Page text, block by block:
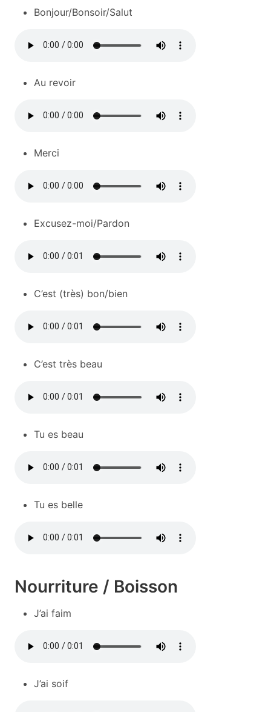
Bonjour/Bonsoir/Salut
Au revoir
Merci
Excusez-moi/Pardon
C’est (très) bon/bien
C’est très beau
Tu es beau
Tu es belle
Nourriture / Boisson
J’ai faim
J’ai soif